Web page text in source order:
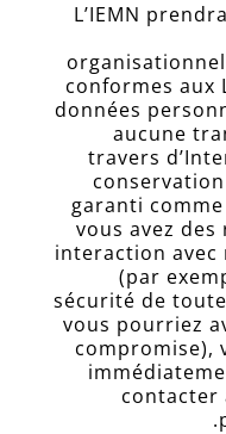
L’IEMN
conformes aux
données
aucune
travers
garanti
vous avez des
interaction avec
(par
sécurité de
vous pourriez
compromise),
contacter